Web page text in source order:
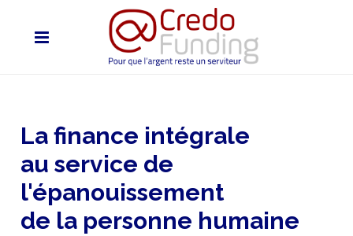
La finance intégrale
au service de
l'épanouissement
de la personne humaine